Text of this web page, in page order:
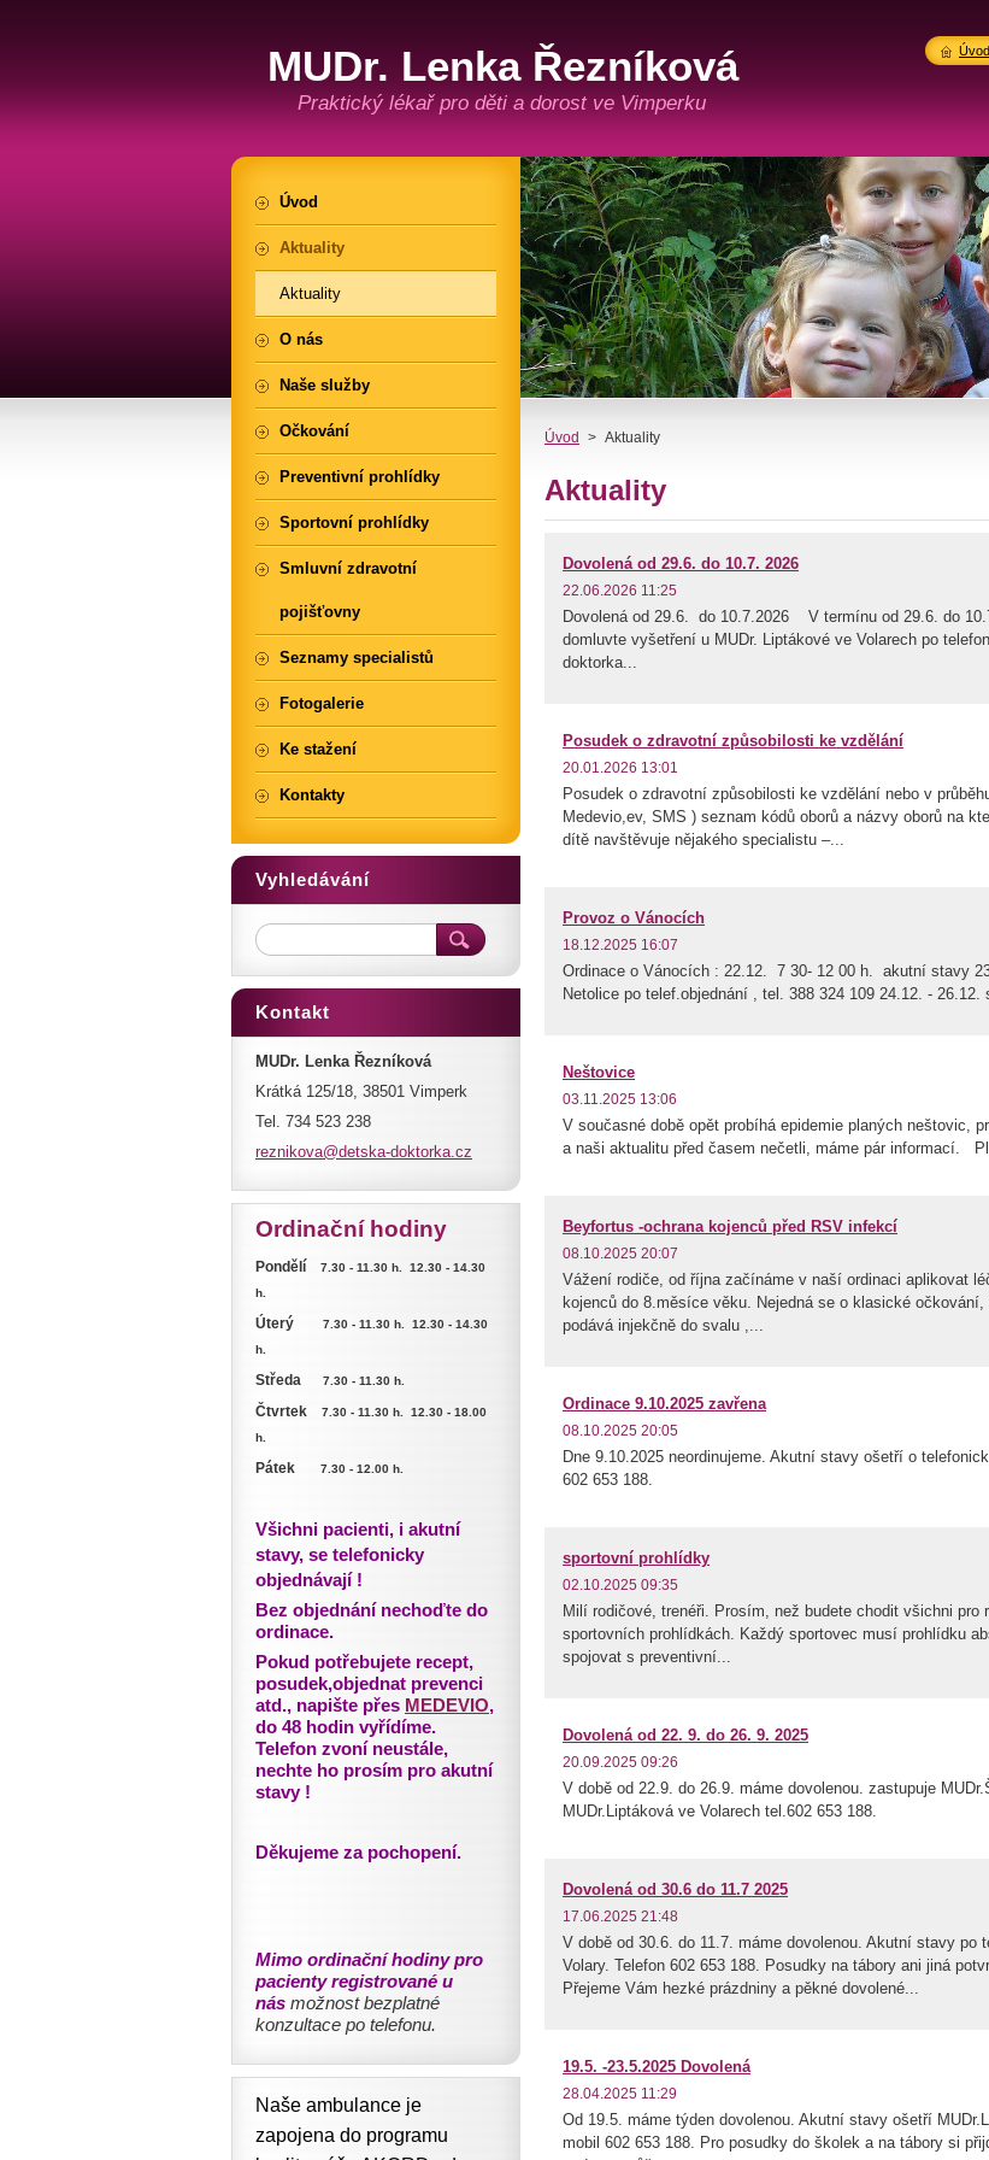
MUDr. Lenka Řezníková
Praktický lékař pro děti a dorost ve Vimperku
Úvod > Aktuality
Aktuality
Dovolená od 29.6. do 10.7. 2026
22.06.2026 11:25
Dovolená od 29.6. do 10.7.2026 V termínu od 29.6. do
domluvte vyšetření u MUDr. Liptákové ve Volarech po
doktorka...
Posudek o zdravotní způsobilosti ke vzdělání
20.01.2026 13:01
Posudek o zdravotní způsobilosti ke vzdělání nebo v
Medevio,ev, SMS ) seznam kódů oborů a názvy oborů na
dítě navštěvuje nějakého specialistu –...
Provoz o Vánocích
18.12.2025 16:07
Ordinace o Vánocích : 22.12. 7 30- 12 00 h. akutní stavy
Netolice po telef.objednání , tel. 388 324 109 24.12. -
Neštovice
03.11.2025 13:06
V současné době opět probíhá epidemie planých neštovic,
a naši aktualitu před časem nečetli, máme pár informací.
Beyfortus -ochrana kojenců před RSV infekcí
08.10.2025 20:07
Vážení rodiče, od října začínáme v naší ordinaci aplikovat
kojenců do 8.měsíce věku. Nejedná se o klasické
podává injekčně do svalu ,...
Ordinace 9.10.2025 zavřena
08.10.2025 20:05
Dne 9.10.2025 neordinujeme. Akutní stavy ošetří o
602 653 188.
sportovní prohlídky
02.10.2025 09:35
Milí rodičové, trenéři. Prosím, než budete chodit všichni
sportovních prohlídkách. Každý sportovec musí prohlídku
spojovat s preventivní...
Dovolená od 22. 9. do 26. 9. 2025
20.09.2025 09:26
V době od 22.9. do 26.9. máme dovolenou. zastupuje
MUDr.Liptáková ve Volarech tel.602 653 188.
Dovolená od 30.6 do 11.7 2025
17.06.2025 21:48
V době od 30.6. do 11.7. máme dovolenou. Akutní stavy po
Volary. Telefon 602 653 188. Posudky na tábory ani jiná
Přejeme Vám hezké prázdniny a pěkné dovolené...
19.5. -23.5.2025 Dovolená
28.04.2025 11:29
Od 19.5. máme týden dovolenou. Akutní stavy ošetří
mobil 602 653 188. Pro posudky do školek a na tábory si
Úvod
Aktuality
Aktuality
O nás
Naše služby
Očkování
Preventivní prohlídky
Sportovní prohlídky
Smluvní zdravotní
pojišťovny
Seznamy specialistů
Fotogalerie
Ke stažení
Kontakty
Vyhledávání
Kontakt
MUDr. Lenka Řezníková
Krátká 125/18, 38501 Vimperk
Tel. 734 523 238
reznikova@detska-doktorka.cz
Ordinační hodiny
Pondělí
7.30 - 11.30 h. 12.30 - 14.30
h.
Úterý
7.30 - 11.30 h. 12.30 - 14.30
h.
Středa 7.30 - 11.30 h.
Čtvrtek 7.30 - 11.30 h. 12.30 - 18.00
h.
Pátek 7.30 - 12.00 h.
Všichni pacienti, i akutní
stavy, se telefonicky
objednávají !
Bez objednání nechoďte do
ordinace.
Pokud potřebujete recept,
posudek,objednat prevenci
atd., napište přes MEDEVIO,
do 48 hodin vyřídíme.
Telefon zvoní neustále,
nechte ho prosím pro akutní
stavy !
Děkujeme za pochopení.
Mimo ordinační hodiny pro
pacienty registrované u
nás možnost bezplatné
konzultace po telefonu.
Naše ambulance je
zapojena do programu